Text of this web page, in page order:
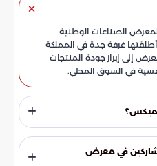
الصناعات الوطنية
غرفة جدة في المملكة
إلى إبراز جودة المنتجات
في السوق المحلي.
الرئيسي الذي يستقبل هذا
المنتجين والمستهلكين تحت
في معرض